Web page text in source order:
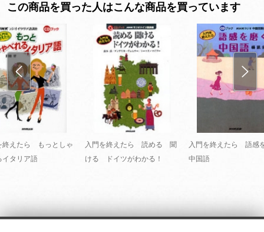
この商品を買った人はこんな商品を買っています
終えたら もっとしゃ
イタリア語
入門を終えたら 読める 聞
ける ドイツがわかる！
入門を終えたら 語感
中国語